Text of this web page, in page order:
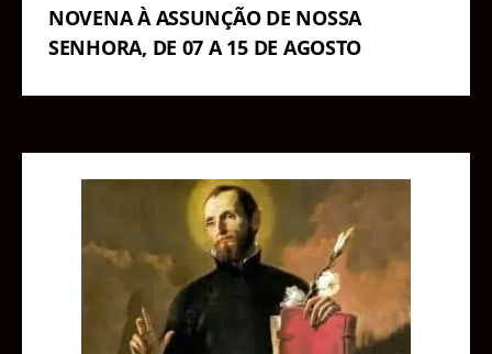
NOVENA À ASSUNÇÃO DE NOSSA
SENHORA, DE 07 A 15 DE AGOSTO